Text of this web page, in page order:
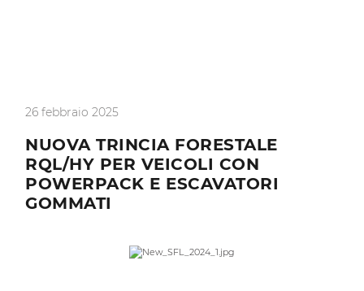
26 febbraio 2025
NUOVA TRINCIA FORESTALE
RQL/HY PER VEICOLI CON
POWERPACK E ESCAVATORI
GOMMATI